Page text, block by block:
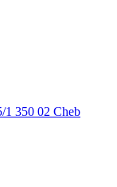
1 350 02 Cheb